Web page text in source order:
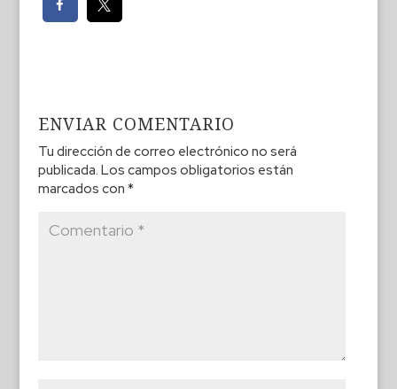
ENVIAR COMENTARIO
Tu dirección de correo electrónico no será
publicada. Los campos obligatorios están
marcados con *